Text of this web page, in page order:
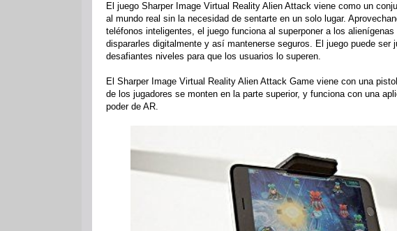
El juego Sharper Image Virtual Reality Alien Attack viene como un
al mundo real sin la necesidad de sentarte en un solo lugar.
teléfonos inteligentes, el juego funciona al superponer a los
dispararles digitalmente y así mantenerse seguros. El juego puede ser
desafiantes niveles para que los usuarios lo superen.
El Sharper Image Virtual Reality Alien Attack Game viene con una
de los jugadores se monten en la parte superior, y funciona con una
poder de AR.